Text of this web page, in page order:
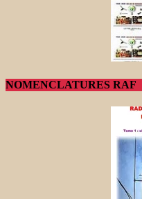
NOMENCLATURES RAF